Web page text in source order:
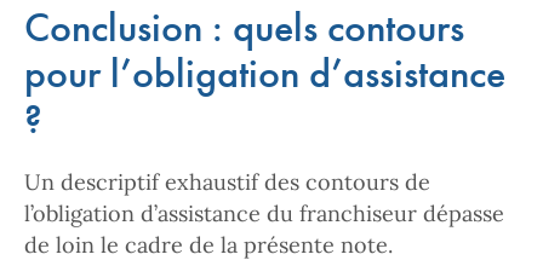
Conclusion : quels contours
pour l’obligation d’assistance
?
Un descriptif exhaustif des contours de
l’obligation d’assistance du franchiseur dépasse
de loin le cadre de la présente note.